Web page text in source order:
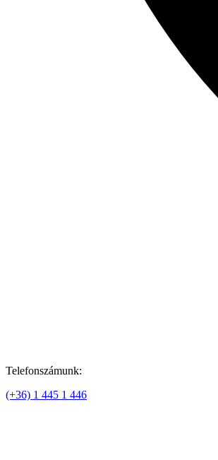
Telefonszámunk:
(+36) 1 445 1 446